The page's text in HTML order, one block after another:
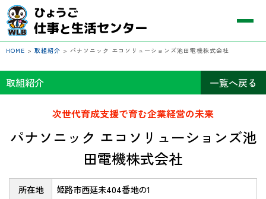
HOME > 取組紹介 > パナソニック エコソリューションズ池田電機株式会社
取組紹介 一覧へ戻る
次世代育成支援で育む企業経営の未来
パナソニック エコソリューションズ池
田電機株式会社
所在地
姫路市西延未404番地の1